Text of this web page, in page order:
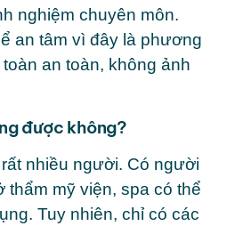
nghiệm chuyên môn.
an tâm vì đây là phương
an toàn, không ảnh
được không?
nhiều người. Có người
mỹ viện, spa có thể
Tuy nhiên, chỉ có các